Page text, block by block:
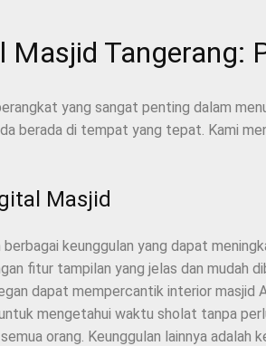
Tangerang:
yang sangat penting dalam
berada di tempat yang tepat. Kami
Masjid
keunggulan yang dapat
fitur tampilan yang jelas dan mudah
dapat mempercantik interior
mengetahui waktu sholat tanpa
orang. Keunggulan lainnya adalah